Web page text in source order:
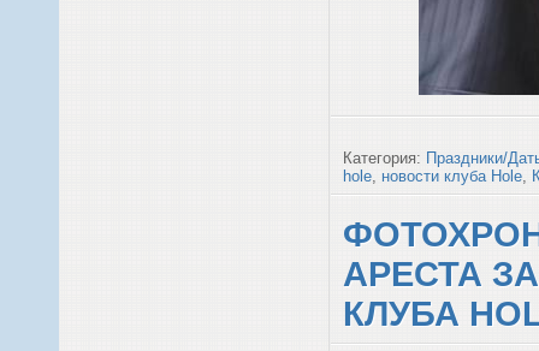
Категория: Праздники/
hole, новости клуба Hole,
АРЕСТА
КЛУБА